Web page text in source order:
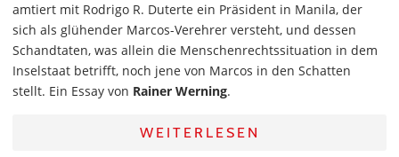
amtiert mit Rodrigo R. Duterte ein Präsident in Manila, der
sich als glühender Marcos-Verehrer versteht, und dessen
Schandtaten, was allein die Menschenrechtssituation in dem
Inselstaat betrifft, noch jene von Marcos in den Schatten
stellt. Ein Essay von Rainer Werning.
WEITERLESEN